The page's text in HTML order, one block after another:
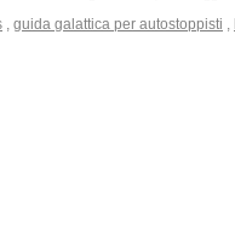
, guida galattica per autostoppisti ,